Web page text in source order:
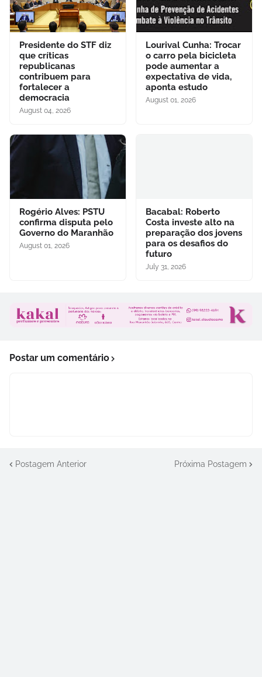
Presidente do STF diz
que críticas
republicanas
contribuem para
fortalecer a
democracia
August 04, 2026
Lourival Cunha: Trocar
o carro pela bicicleta
pode aumentar a
expectativa de vida,
aponta estudo
August 01, 2026
Rogério Alves: PSTU
confirma disputa pelo
Governo do Maranhão
August 01, 2026
Bacabal: Roberto
Costa investe alto na
preparação dos jovens
para os desafios do
futuro
July 31, 2026
Postar um comentário
Postagem Anterior Próxima Postagem